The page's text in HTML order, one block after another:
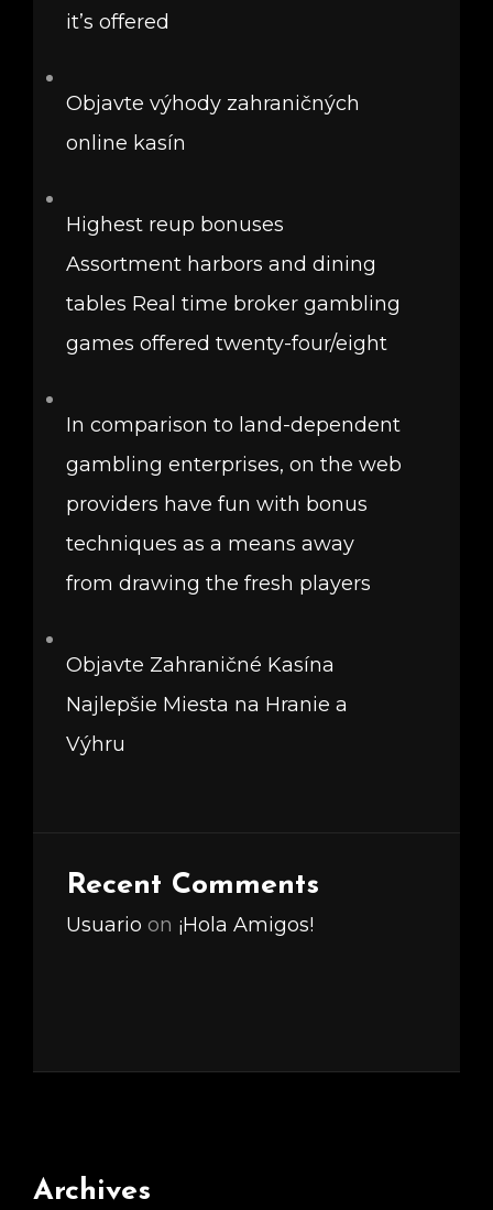
it’s offered
Objavte výhody zahraničných
online kasín
Highest reup bonuses
Assortment harbors and dining
tables Real time broker gambling
games offered twenty-four/eight
In comparison to land-dependent
gambling enterprises, on the web
providers have fun with bonus
techniques as a means away
from drawing the fresh players
Objavte Zahraničné Kasína
Najlepšie Miesta na Hranie a
Výhru
Recent Comments
Usuario on ¡Hola Amigos!
Archives